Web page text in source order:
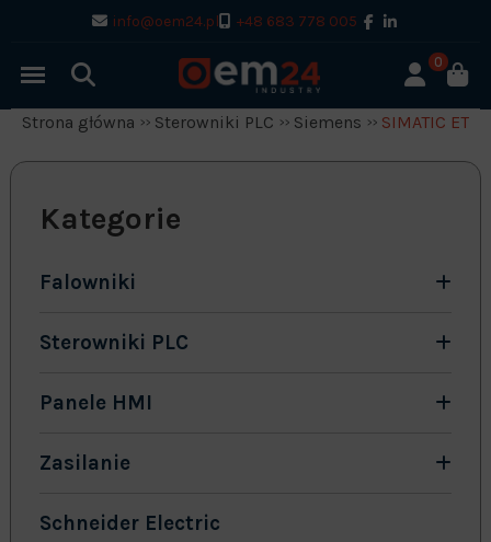
info@oem24.pl +48 683 778 005
0
Strona główna Sterowniki PLC Siemens SIMATIC ET-
Kategorie
Falowniki
Sterowniki PLC
Panele HMI
Zasilanie
Schneider Electric